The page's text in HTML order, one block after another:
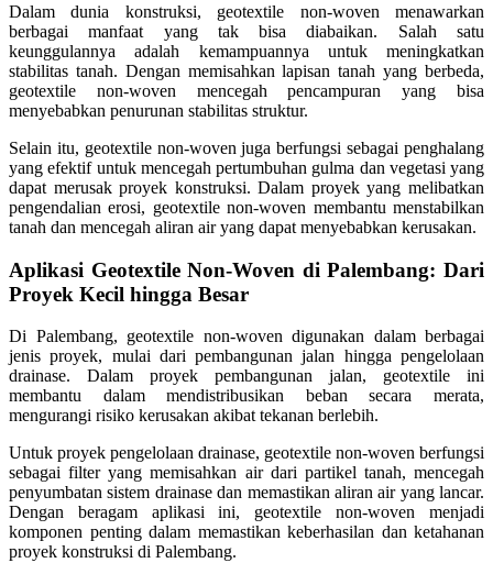
Dalam dunia konstruksi, geotextile non-woven menawarkan
berbagai manfaat yang tak bisa diabaikan. Salah satu
keunggulannya adalah kemampuannya untuk meningkatkan
stabilitas tanah. Dengan memisahkan lapisan tanah yang berbeda,
geotextile non-woven mencegah pencampuran yang bisa
menyebabkan penurunan stabilitas struktur.
Selain itu, geotextile non-woven juga berfungsi sebagai penghalang
yang efektif untuk mencegah pertumbuhan gulma dan vegetasi yang
dapat merusak proyek konstruksi. Dalam proyek yang melibatkan
pengendalian erosi, geotextile non-woven membantu menstabilkan
tanah dan mencegah aliran air yang dapat menyebabkan kerusakan.
Aplikasi Geotextile Non-Woven di Palembang: Dari
Proyek Kecil hingga Besar
Di Palembang, geotextile non-woven digunakan dalam berbagai
jenis proyek, mulai dari pembangunan jalan hingga pengelolaan
drainase. Dalam proyek pembangunan jalan, geotextile ini
membantu dalam mendistribusikan beban secara merata,
mengurangi risiko kerusakan akibat tekanan berlebih.
Untuk proyek pengelolaan drainase, geotextile non-woven berfungsi
sebagai filter yang memisahkan air dari partikel tanah, mencegah
penyumbatan sistem drainase dan memastikan aliran air yang lancar.
Dengan beragam aplikasi ini, geotextile non-woven menjadi
komponen penting dalam memastikan keberhasilan dan ketahanan
proyek konstruksi di Palembang.